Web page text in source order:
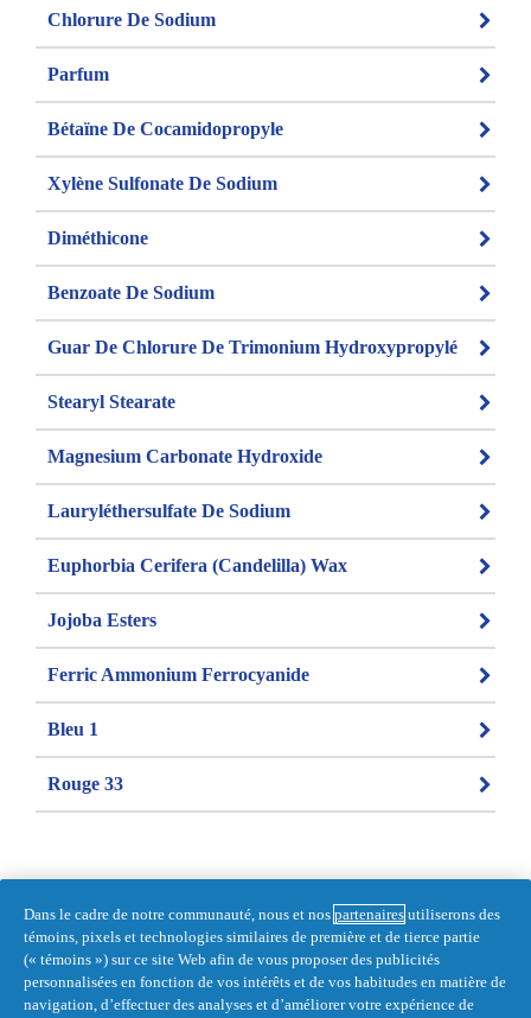
Chlorure De Sodium
Parfum
Bétaïne De Cocamidopropyle
Xylène Sulfonate De Sodium
Diméthicone
Benzoate De Sodium
Guar De Chlorure De Trimonium Hydroxypropylé
Stearyl Stearate
Magnesium Carbonate Hydroxide
Lauryléthersulfate De Sodium
Euphorbia Cerifera (Candelilla) Wax
Jojoba Esters
Ferric Ammonium Ferrocyanide
Bleu 1
Rouge 33
Dernière mise à jour 2024-07-31 by Head
& Shoulders
IMPORTÉ POUR PROCTER &
Dans le cadre de notre communauté, nous et nos partenaires utiliserons des
témoins, pixels et technologies similaires de première et de tierce partie
(« témoins ») sur ce site Web afin de vous proposer des publicités
personnalisées en fonction de vos intérêts et de vos habitudes en matière de
navigation, d’effectuer des analyses et d’améliorer votre expérience de